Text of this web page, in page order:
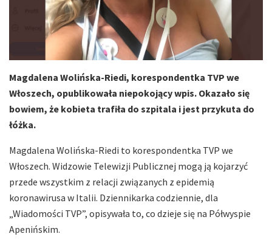
Magdalena Wolińska-Riedi, korespondentka TVP we
Włoszech, opublikowała niepokojący wpis. Okazało się
bowiem, że kobieta trafiła do szpitala i jest przykuta do
łóżka.
Magdalena Wolińska-Riedi to korespondentka TVP we
Włoszech. Widzowie Telewizji Publicznej mogą ją kojarzyć
przede wszystkim z relacji związanych z epidemią
koronawirusa w Italii. Dziennikarka codziennie, dla
„Wiadomości TVP”, opisywała to, co dzieje się na Półwyspie
Apenińskim.